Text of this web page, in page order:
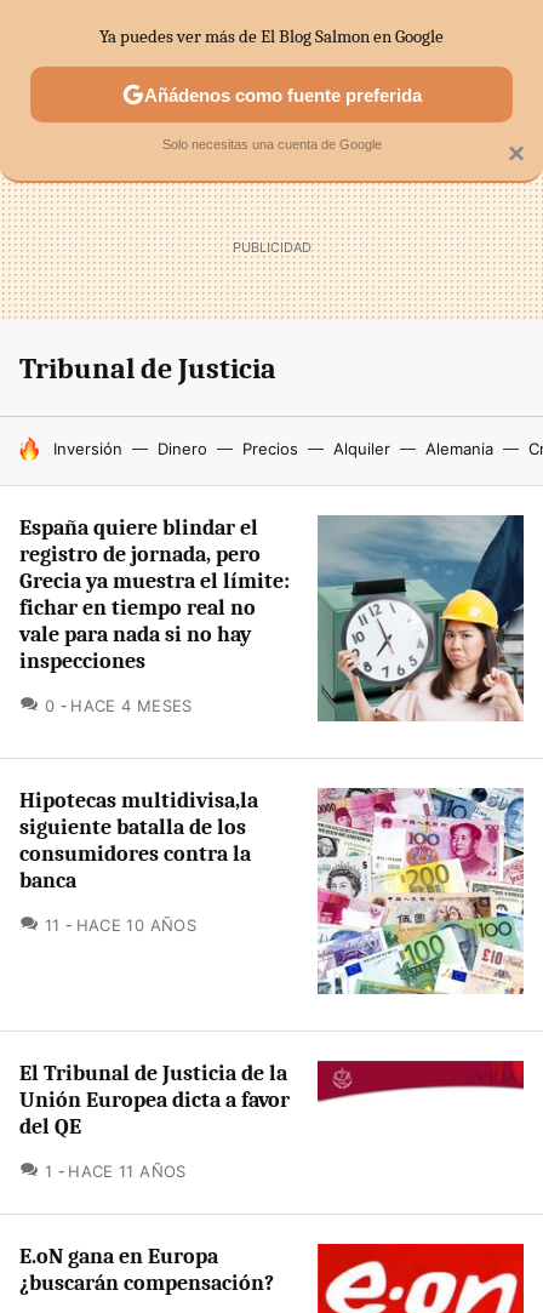
SECTORES ECONOMÍA DOMÉSTICA MERCADOS
Tribunal de Justicia
HOY SE HABLA DE
Inversión Dinero Precios Alquiler Alemania
España quiere blindar el
registro de jornada, pero
Grecia ya muestra el límite:
fichar en tiempo real no
vale para nada si no hay
inspecciones
0 COMENTARIOS
HACE 4 MESES
Hipotecas multidivisa,la
siguiente batalla de los
consumidores contra la
banca
11 COMENTARIOS
HACE 10 AÑOS
El Tribunal de Justicia de la
Unión Europea dicta a favor
del QE
1 COMENTARIOS
HACE 11 AÑOS
E.oN gana en Europa
¿buscarán compensación?
×
Ya puedes ver más de El Blog Salmon en Google
Añádenos como fuente preferida
Solo necesitas una cuenta de Google